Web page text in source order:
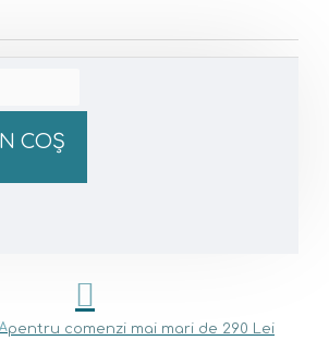
COŞ
pentru comenzi mai mari de 290 Lei